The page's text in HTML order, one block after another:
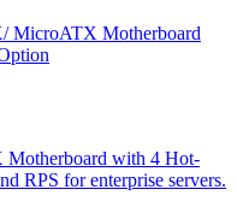
MicroATX Motherboard
Motherboard with 4 Hot-
RPS for enterprise servers.